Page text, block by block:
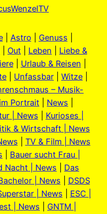
| Astro Genuss
Out Leben
Liebe &
| Urlaub & Reisen
Unfassbar Witze
– Musik-
Portrait
News
| News
Kurioses |
& Wirtschaft | News
TV & Film | News
Bauer sucht Frau |
Nacht | News
Das
| News
DSDS
| News
ESC |
| News
GNTM |